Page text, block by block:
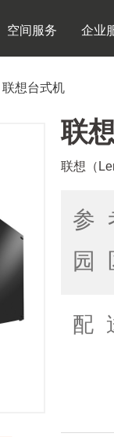
空间服务 企业
联想台式机
联
联想（
参
园
配